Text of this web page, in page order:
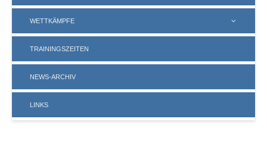
WETTKÄMPFE
TRAININGSZEITEN
NEWS-ARCHIV
LINKS